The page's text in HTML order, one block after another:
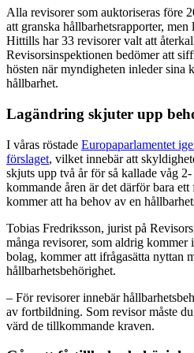
Alla revisorer som auktoriseras före
att granska hållbarhetsrapporter,
Hittills har 33 revisorer valt att
Revisorsinspektionen bedömer att
hösten när myndigheten inleder
hållbarhet.
Lagändring skjuter upp
I våras röstade Europaparlamentet
förslaget, vilket innebär att
skjuts upp två år för så kallade våg
kommande åren är det därför bara
kommer att ha behov av en
Tobias Fredriksson, jurist på
många revisorer, som aldrig kommer
bolag, kommer att ifrågasätta nyttan
hållbarhetsbehörighet.
– För revisorer innebär
av fortbildning. Som revisor måste
värd de tillkommande kraven.